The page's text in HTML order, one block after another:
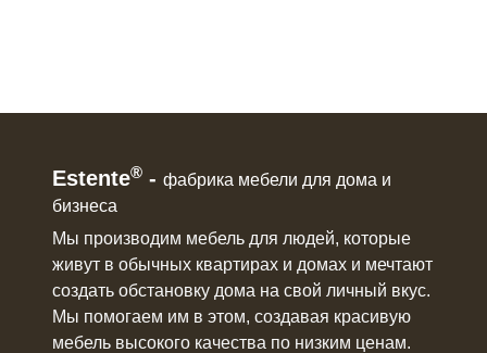
Estente® - фабрика мебели для дома и
бизнеса
Мы производим мебель для людей, которые
живут в обычных квартирах и домах и мечтают
создать обстановку дома на свой личный вкус.
Мы помогаем им в этом, создавая красивую
мебель высокого качества по низким ценам.